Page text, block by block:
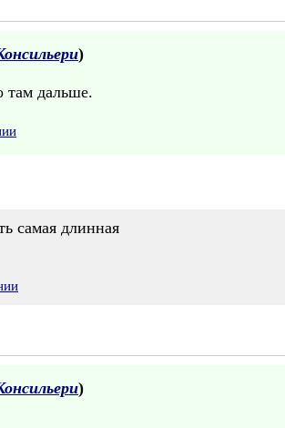
)
там дальше.
самая длинная
)